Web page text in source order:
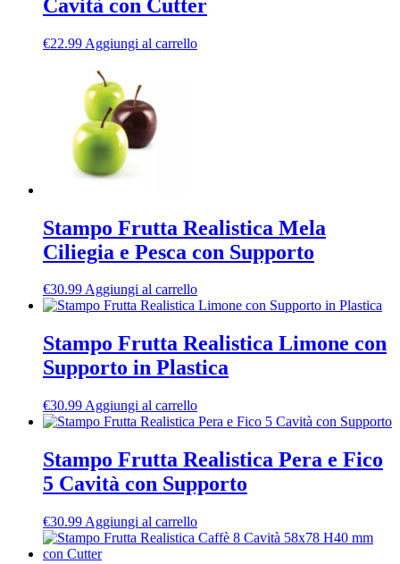
Cavità con Cutter
€22.99 Aggiungi al carrello
Stampo Frutta Realistica Mela
Ciliegia e Pesca con Supporto
€30.99Aggiungi al carrello
Stampo Frutta Realistica Limone con
Supporto in Plastica
€30.99 Aggiungi al carrello
Stampo Frutta Realistica Pera e Fico
5 Cavità con Supporto
€30.99 Aggiungi al carrello